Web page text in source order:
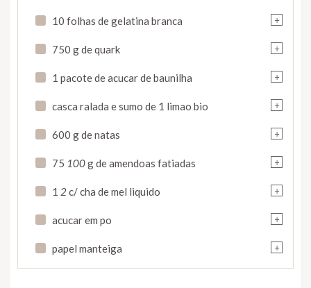
+
10 folhas de gelatina branca
+
750 g de quark
+
1 pacote de acucar de baunilha
+
casca ralada e sumo de 1 limao bio
+
600 g de natas
+
75 100g de amendoas fatiadas
+
1 2c/ cha de mel liquido
+
acucar em po
+
papel manteiga